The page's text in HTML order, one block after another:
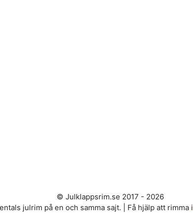
© Julklappsrim.se 2017 - 2026
julrim på en och samma sajt. | Få hjälp att rimma i